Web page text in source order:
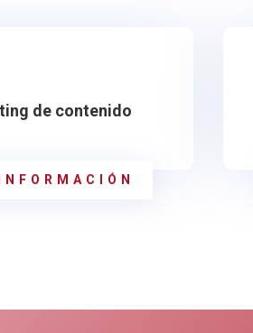
de contenido